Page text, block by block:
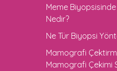
Meme
Nedir?
Ne Tür Biyopsi
Mamografi
Mamografi Çekimi